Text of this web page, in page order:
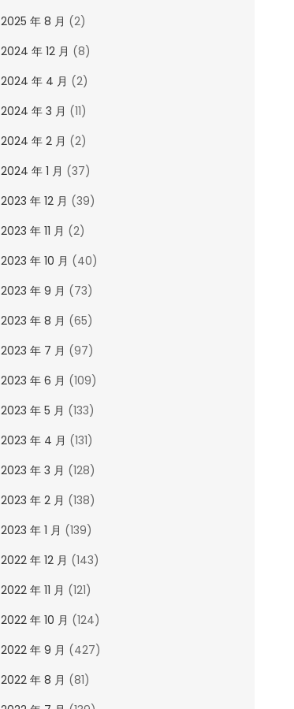
2025 年 8 月 (2)
2024 年 12 月 (8)
2024 年 4 月 (2)
2024 年 3 月 (11)
2024 年 2 月 (2)
2024 年 1 月 (37)
2023 年 12 月 (39)
2023 年 11 月 (2)
2023 年 10 月 (40)
2023 年 9 月 (73)
2023 年 8 月 (65)
2023 年 7 月 (97)
2023 年 6 月 (109)
2023 年 5 月 (133)
2023 年 4 月 (131)
2023 年 3 月 (128)
2023 年 2 月 (138)
2023 年 1 月 (139)
2022 年 12 月 (143)
2022 年 11 月 (121)
2022 年 10 月 (124)
2022 年 9 月 (427)
2022 年 8 月 (81)